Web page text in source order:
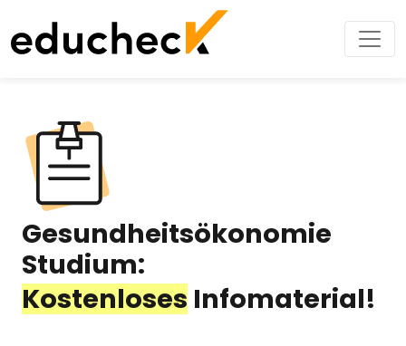
Gesundheitsökonomie
Studium:
Kostenloses Infomaterial!